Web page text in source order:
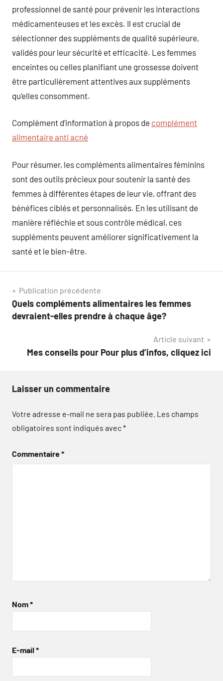
professionnel de santé pour prévenir les interactions
médicamenteuses et les excès. Il est crucial de
sélectionner des suppléments de qualité supérieure,
validés pour leur sécurité et efficacité. Les femmes
enceintes ou celles planifiant une grossesse doivent
être particulièrement attentives aux suppléments
qu’elles consomment.
Complément d’information à propos de complément
alimentaire anti acné
Pour résumer, les compléments alimentaires féminins
sont des outils précieux pour soutenir la santé des
femmes à différentes étapes de leur vie, offrant des
bénéfices ciblés et personnalisés. En les utilisant de
manière réfléchie et sous contrôle médical, ces
suppléments peuvent améliorer significativement la
santé et le bien-être.
Navigation
de
Publication précédente
Quels compléments alimentaires les femmes
devraient-elles prendre à chaque âge?
Article suivant
Mes conseils pour Pour plus d’infos, cliquez ici
Laisser un commentaire
Votre adresse e-mail ne sera pas publiée. Les champs
obligatoires sont indiqués avec*
Commentaire*
Nom*
E-mail *